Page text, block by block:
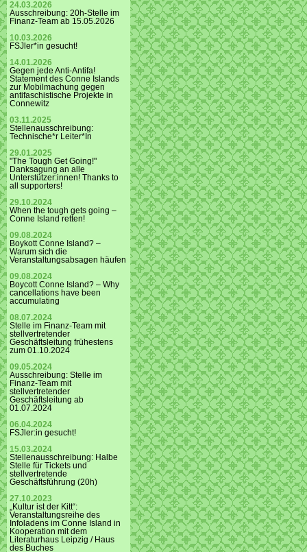
24.03.2026
Ausschreibung: 20h-Stelle im
Finanz-Team ab 15.05.2026
10.03.2026
FSJler*in gesucht!
14.01.2026
Gegen jede Anti-Antifa!
Statement des Conne Islands
zur Mobilmachung gegen
antifaschistische Projekte in
Connewitz
03.11.2025
Stellenausschreibung:
Technische*r Leiter*In
29.01.2025
"The Tough Get Going!"
Danksagung an alle
Unterstützer:innen! Thanks to
all supporters!
29.10.2024
When the tough gets going –
Conne Island retten!
09.08.2024
Boykott Conne Island? –
Warum sich die
Veranstaltungsabsagen häufen
09.08.2024
Boycott Conne Island? – Why
cancellations have been
accumulating
08.07.2024
Stelle im Finanz-Team mit
stellvertretender
Geschäftsleitung frühestens
zum 01.10.2024
09.05.2024
Ausschreibung: Stelle im
Finanz-Team mit
stellvertretender
Geschäftsleitung ab
01.07.2024
06.04.2024
FSJler:in gesucht!
15.03.2024
Stellenausschreibung: Halbe
Stelle für Tickets und
stellvertretende
Geschäftsführung (20h)
27.10.2023
„Kultur ist der Kitt“:
Veranstaltungsreihe des
Infoladens im Conne Island in
Kooperation mit dem
Literaturhaus Leipzig / Haus
des Buches